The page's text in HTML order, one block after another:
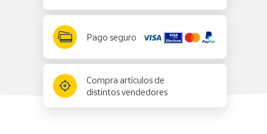
Pago seguro
Compra artículos de
distintos vendedores